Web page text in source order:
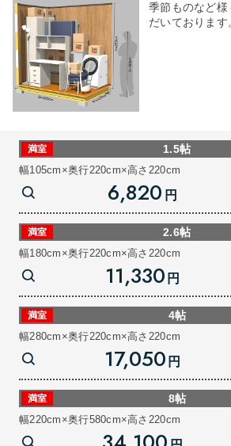
季節ものなど様
だいております
1.5帖
幅105cm×奥行220cm×高さ220cm
満室
6,820 円
2.6帖
幅180cm×奥行220cm×高さ220cm
満室
11,330 円
4帖
幅280cm×奥行220cm×高さ220cm
満室
17,050 円
8帖
幅220cm×奥行580cm×高さ220cm
満室